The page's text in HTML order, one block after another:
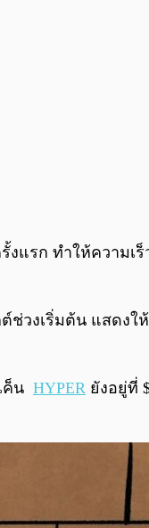
งแรก ทำให้ความ
ช่วงเริ่มต้น แสดง
ค็น HYPER ยังอยู่ที่